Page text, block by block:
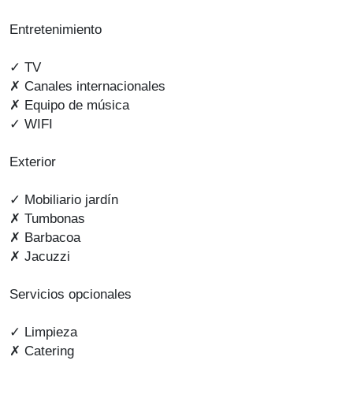
Entretenimiento
✓ TV
✗ Canales internacionales
✗ Equipo de música
✓ WIFI
Exterior
✓ Mobiliario jardín
✗ Tumbonas
✗ Barbacoa
✗ Jacuzzi
Servicios opcionales
✓ Limpieza
✗ Catering